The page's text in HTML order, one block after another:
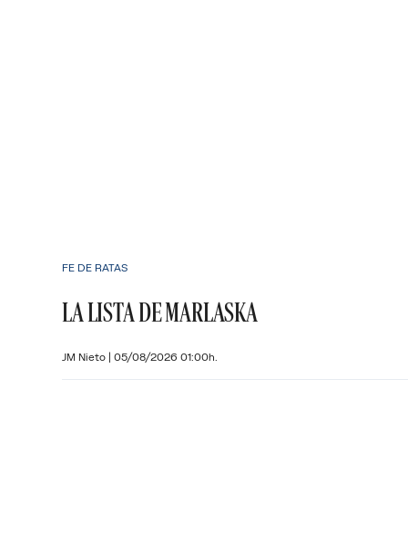
FE DE RATAS
LA LISTA DE MARLASKA
JM Nieto | 05/08/2026 01:00h.